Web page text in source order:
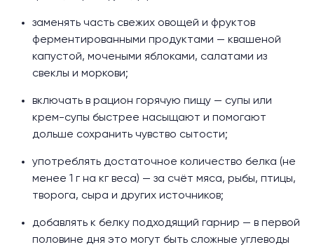
заменять часть свежих овощей и фруктов
ферментированными продуктами — квашеной
капустой, мочеными яблоками, салатами из
свеклы и моркови;
включать в рацион горячую пищу — супы или
крем-супы быстрее насыщают и помогают
дольше сохранить чувство сытости;
употреблять достаточное количество белка (не
менее 1 г на кг веса) — за счёт мяса, рыбы, птицы,
творога, сыра и других источников;
добавлять к белку подходящий гарнир — в первой
половине дня это могут быть сложные углеводы